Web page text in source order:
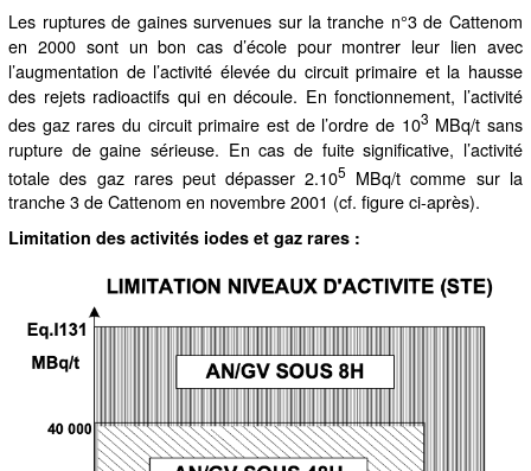
Les ruptures de gaines survenues sur la tranche n°3 de Cattenom
en 2000 sont un bon cas d’école pour montrer leur lien avec
l’augmentation de l’activité élevée du circuit primaire et la hausse
des rejets radioactifs qui en découle. En fonctionnement, l’activité
des gaz rares du circuit primaire est de l’ordre de 103 MBq/t sans
rupture de gaine sérieuse. En cas de fuite significative, l’activité
totale des gaz rares peut dépasser 2.105 MBq/t comme sur la
tranche 3 de Cattenom en novembre 2001 (cf. figure ci-après).
Limitation des activités iodes et gaz rares :